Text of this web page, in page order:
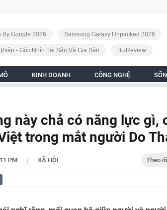
By Google 2026 Samsung Galaxy Unpacked 2026
- Góc Nhìn Tài Sản Và Gia Sản BizReview
KINH DOANH CÔNG NGHỆ
này chả có năng lực gì,
trong mắt người Do
PM | XÃ HỘI Theo